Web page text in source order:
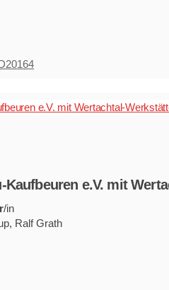
e.V. mit
/in
Ralf Grath